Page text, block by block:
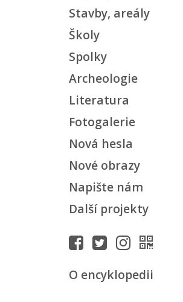
Stavby, areály
Školy
Spolky
Archeologie
Literatura
Fotogalerie
Nová hesla
Nové obrazy
Napište nám
Další projekty
O encyklopedii